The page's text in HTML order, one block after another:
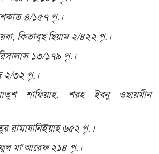
৪/১৫৭ পৃ.।
কিতাবুছ ছিয়াম ২/৪২২ পৃ.।
১৩/১৭৯ পৃ.।
২/৩২ পৃ.।
শাফিয়াহ, শরহ ইবনু ওছায়মীন
রামাযানিইয়াহ ৬৫২ পৃ.।
মা‘আরেফ ২১৪ পৃ.।